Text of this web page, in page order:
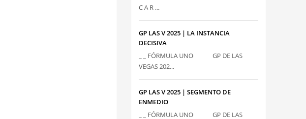
C A R ...
GP LAS V 2025 | LA INSTANCIA
DECISIVA
_ _ FÓRMULA UNO GP DE LAS
VEGAS 202...
GP LAS V 2025 | SEGMENTO DE
ENMEDIO
_ _ FÓRMULA UNO GP DE LAS